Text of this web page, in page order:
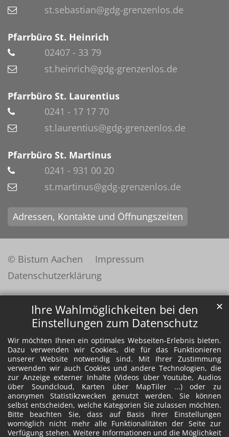
Ihre Wahlmöglichkeiten bei den
Einstellungen zum Datenschutz
Wir möchten Ihnen ein optimales Webseiten-Erlebnis bieten.
Dazu verwenden wir Cookies, die für das Funktionieren
unserer Website notwendig sind. Mit Ihrer Zustimmung
verwenden wir auch Cookies und andere Technologien, die
zur Anzeige externer Inhalte (Videos über Youtube, Audios
über Soundcloud, Karten über MapTiler ...) oder zu
anonymen Statistikzwecken genutzt werden. Sie können
selbst entscheiden, welche Kategorien Sie zulassen möchten.
Bitte beachten Sie, dass auf Basis Ihrer Einstellungen
womöglich nicht mehr alle Funktionalitäten der Seite zur
Verfügung stehen. Weitere Informationen und die Möglichkeit
✕
st.sebastian@gdg-grenzenlos.de
Pfarrbüro St. Heinrich
02407 - 33 79
st.heinrich@gdg-grenzenlos.de
Pfarrbüro St. Laurentius
0241 - 17 17 70
st.laurentius@gdg-grenzenlos.de
Pfarrbüro St. Martinus
0241 - 931 00 20
st.martinus@gdg-grenzenlos.de
Adressen, Kontakte und Öffnungszeiten
© Bistum Aachen
Impressum
Datenschutzerklärung